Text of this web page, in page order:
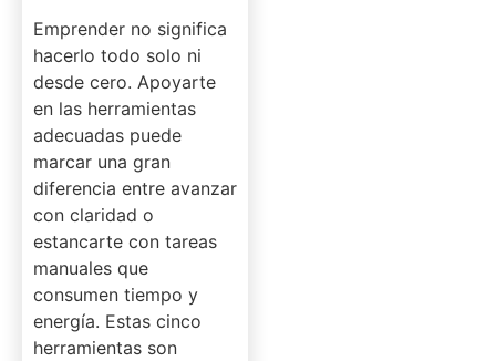
Emprender no significa
hacerlo todo solo ni
desde cero. Apoyarte
en las herramientas
adecuadas puede
marcar una gran
diferencia entre avanzar
con claridad o
estancarte con tareas
manuales que
consumen tiempo y
energía. Estas cinco
herramientas son